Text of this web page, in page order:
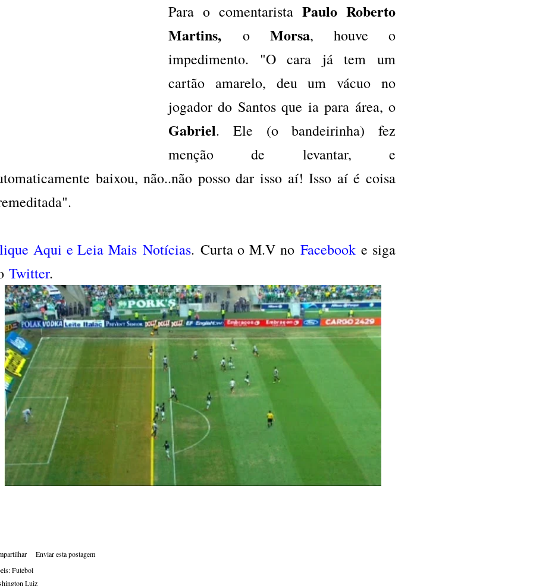
Para o comentarista Paulo Roberto
Martins, o Morsa, houve o
impedimento. "O cara já tem um
cartão amarelo, deu um vácuo no
jogador do Santos que ia para área, o
Gabriel. Ele (o bandeirinha) fez
menção de levantar, e
baixou, não..não posso dar isso aí! Isso aí é coisa
Aqui e Leia Mais Notícias. Curta o M.V no Facebooke siga
Twitter.
Enviar esta postagem
Futebol
Luiz